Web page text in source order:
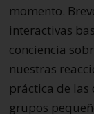
momento.
interactivas
conciencia
nuestras
práctica de las
grupos